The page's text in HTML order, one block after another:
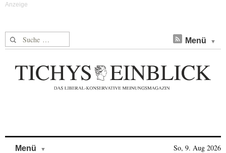
Suche nach: Menü
Menü So, 9. Aug 2026